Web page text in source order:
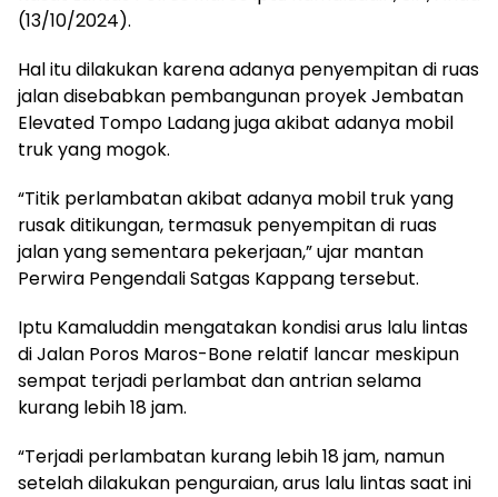
(13/10/2024).
Hal itu dilakukan karena adanya penyempitan di ruas
jalan disebabkan pembangunan proyek Jembatan
Elevated Tompo Ladang juga akibat adanya mobil
truk yang mogok.
“Titik perlambatan akibat adanya mobil truk yang
rusak ditikungan, termasuk penyempitan di ruas
jalan yang sementara pekerjaan,” ujar mantan
Perwira Pengendali Satgas Kappang tersebut.
Iptu Kamaluddin mengatakan kondisi arus lalu lintas
di Jalan Poros Maros-Bone relatif lancar meskipun
sempat terjadi perlambat dan antrian selama
kurang lebih 18 jam.
“Terjadi perlambatan kurang lebih 18 jam, namun
setelah dilakukan penguraian, arus lalu lintas saat ini